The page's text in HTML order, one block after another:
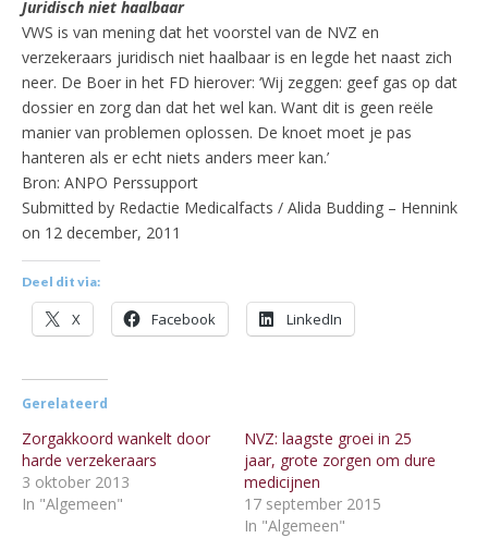
Juridisch niet haalbaar
VWS is van mening dat het voorstel van de NVZ en
verzekeraars juridisch niet haalbaar is en legde het naast zich
neer. De Boer in het FD hierover: ‘Wij zeggen: geef gas op dat
dossier en zorg dan dat het wel kan. Want dit is geen reële
manier van problemen oplossen. De knoet moet je pas
hanteren als er echt niets anders meer kan.’
Bron: ANPO Perssupport
Submitted by Redactie Medicalfacts / Alida Budding – Hennink
on 12 december, 2011
Deel dit via:
X Facebook LinkedIn
Gerelateerd
Zorgakkoord wankelt door
harde verzekeraars
3 oktober 2013
In "Algemeen"
NVZ: laagste groei in 25
jaar, grote zorgen om dure
medicijnen
17 september 2015
In "Algemeen"